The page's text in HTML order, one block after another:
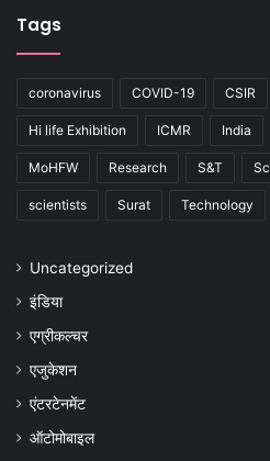
Tags
coronavirus COVID-19 CSIR
Hi life Exhibition ICMR India
MoHFW Research S&T
scientists Surat Technology
Uncategorized
इंडिया
एग्रीकल्चर
एजुकेशन
एंटरटेनमेंट
ऑटोमोबाइल